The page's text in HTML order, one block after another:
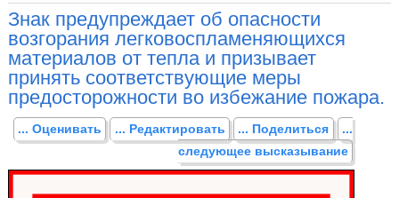
Знак предупреждает об опасности
возгорания легковоспламеняющихся
материалов от тепла и призывает
принять соответствующие меры
предосторожности во избежание пожара.
... Оценивать ... Редактировать ... Поделиться
...
следующее высказывание